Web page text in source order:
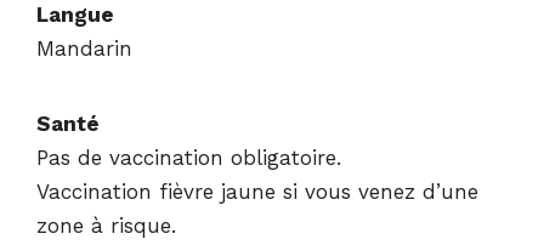
Langue
Mandarin
Santé
Pas de vaccination obligatoire.
Vaccination fièvre jaune si vous venez d’une
zone à risque.